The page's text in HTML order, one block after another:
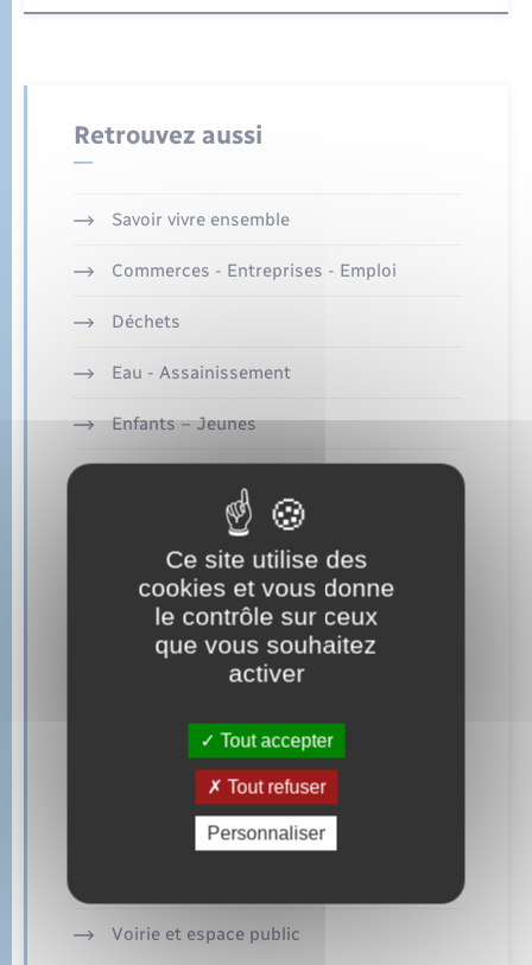
Seniors
Voirie et espace public
Retrouvez aussi
Savoir vivre ensemble
Commerces - Entreprises - Emploi
Déchets
Eau - Assainissement
Enfants – Jeunes
Logement - Urbanisme
Nouvel habitant
Organisation d’événement
Sécurité - Prévention
Voirie et espace public
Ce site utilise des
cookies et vous donne
le contrôle sur ceux
que vous souhaitez
activer
Tout accepter
Tout refuser
Personnaliser